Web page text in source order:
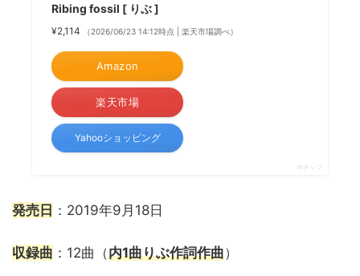
Ribing fossil [ りぶ ]
¥2,114 （2026/06/23 14:12時点 | 楽天市場調べ）
Amazon
楽天市場
Yahooショッピング
ポチップ
発売日 ：2019年9月18日
収録曲 ：12曲（内1曲りぶ作詞作曲）